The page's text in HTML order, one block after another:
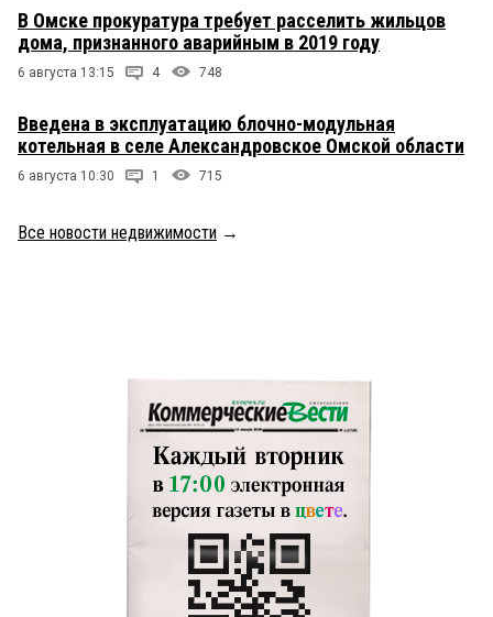
В Омске прокуратура требует расселить жильцов
дома, признанного аварийным в 2019 году
6 августа 13:15 4 748
Введена в эксплуатацию блочно-модульная
котельная в селе Александровское Омской области
6 августа 10:30 1 715
Все новости недвижимости →